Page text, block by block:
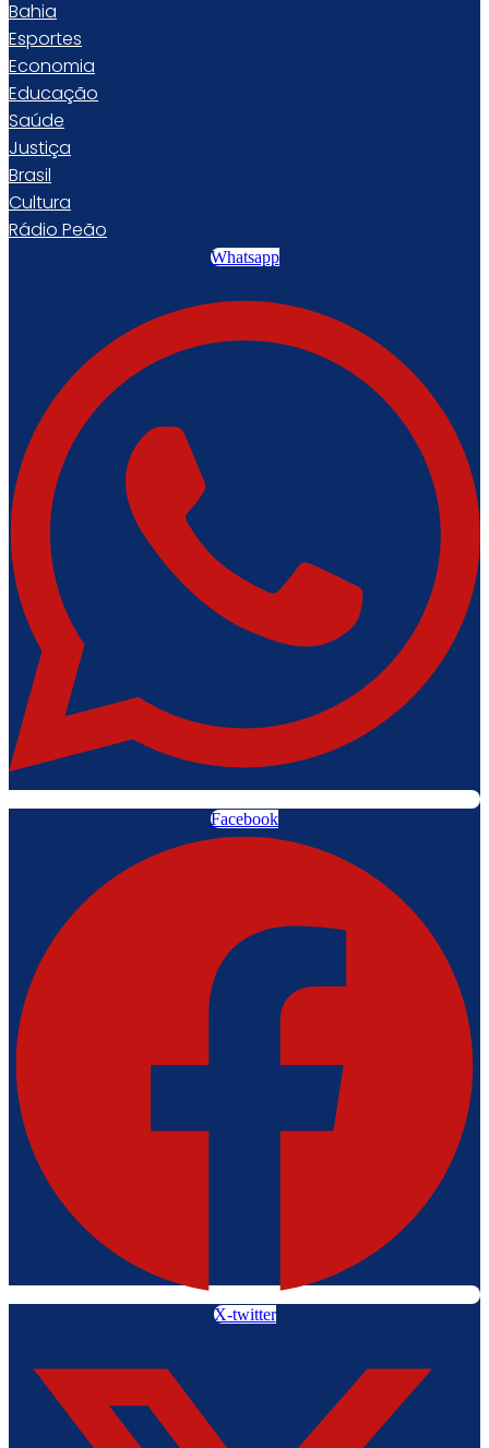
Bahia
Esportes
Economia
Educação
Saúde
Justiça
Brasil
Cultura
Rádio Peão
Whatsapp
Facebook
X-twitter